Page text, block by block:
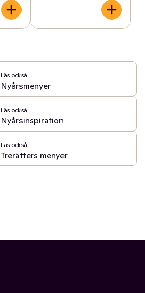
Läs också:
Nyårsmenyer
Läs också:
Nyårsinspiration
Läs också:
Trerätters menyer